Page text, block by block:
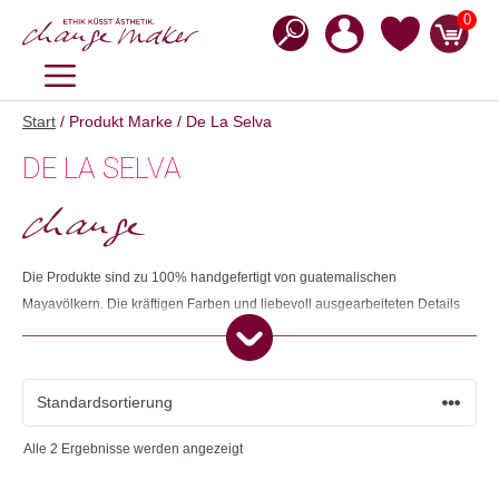
Inhalt
0
MENÜ
Start / Produkt Marke / De La Selva
DE LA SELVA
Die Produkte sind zu 100% handgefertigt von guatemalischen
Mayavölkern. Die kräftigen Farben und liebevoll ausgearbeiteten Details
sind typische Merkmale ihres Handwerks. Jedes der Produkte hat eine
historisch gewachsene Bedeutung und es existiert ein spezifischer
Glaube in ihre Wirkung. De La Selva übernimmt soziale Verantwortung in
der Zusammenarbeit mit den Handwerkenden und versucht, ein Stück
Alle 2 Ergebnisse werden angezeigt